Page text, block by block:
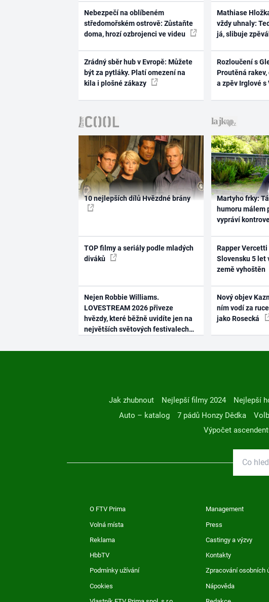
Nebezpečí na oblíbeném
středomořském ostrově: Zůstaňte
doma, hrozí ozbrojenci ve videu
Zrádný sběr hub v Evropě: Můžete
být za pytláky. Platí omezení na
kila i plošné zákazy
Mathiase
vždy uhnaly:
já, slibuje
Rozloučení s
Proutěná
a zpěv Irglové s
10 nejlepších dílů Hvězdné brány
TOP filmy a seriály podle mladých
diváků
Nejen Robbie Williams.
LOVESTREAM 2026 přiveze
hvězdy, které běžně uvidíte jen na
největších světových festivalech
Martyho frky:
humoru málem
vypráví
Rapper
Slovensku 5 let
země vyhoštěn
Nový objev
ním vodí za
jako Rosecká
Jak zhubnout Nejlepší filmy 2024 Nejlepší
Auto – katalog
7 pádů Honzy Dědka
Výpočet
O FTV Prima Management
Volná místa Press
Reklama Castingy a výzvy
HbbTV Kontakty
Podmínky užívání Zpracování osobních
Cookies Nápověda